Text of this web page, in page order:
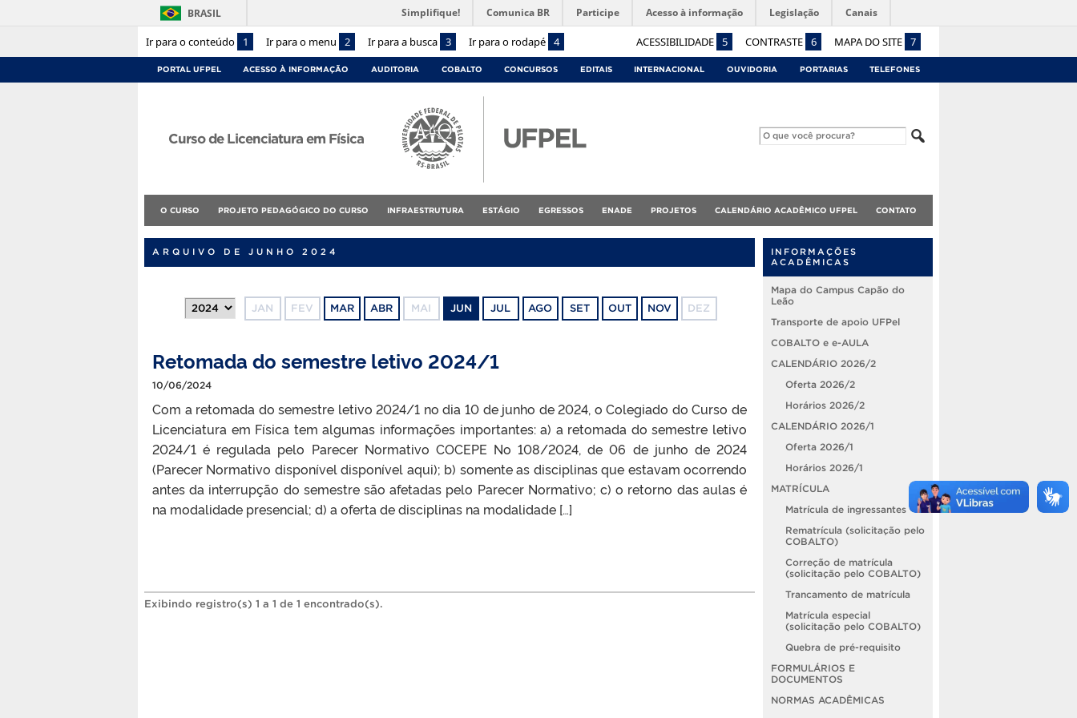
Ir para o conteúdo 1 Ir para o menu 2 Ir para a busca 3 Ir para o rodapé 4 ACESSIBILIDADE 5 CONTRASTE 6 MAPA DO SITE 7
BRASIL Simplifique! Comunica BR Participe Acesso à informação Legislação Canais
PORTAL UFPEL ACESSO À INFORMAÇÃO AUDITORIA COBALTO CONCURSOS EDITAIS INTERNACIONAL OUVIDORIA PORTARIAS TELEFONES
Curso de Licenciatura em Física
O CURSO PROJETO PEDAGÓGICO DO CURSO INFRAESTRUTURA ESTÁGIO EGRESSOS ENADE PROJETOS CALENDÁRIO ACADÊMICO UFPEL CONTATO
ARQUIVO DE JUNHO 2024
JAN FEV MAR ABR MAI JUN JUL AGO SET OUT NOV DEZ
Retomada do semestre letivo 2024/1
10/06/2024
Com a retomada do semestre letivo 2024/1 no dia 10 de junho de 2024, o Colegiado do Curso de
Licenciatura em Física tem algumas informações importantes: a) a retomada do semestre letivo
2024/1 é regulada pelo Parecer Normativo COCEPE No 108/2024, de 06 de junho de 2024
(Parecer Normativo disponível disponível aqui); b) somente as disciplinas que estavam ocorrendo
antes da interrupção do semestre são afetadas pelo Parecer Normativo; c) o retorno das aulas é
na modalidade presencial; d) a oferta de disciplinas na modalidade […]
Exibindo registro(s) 1 a 1 de 1 encontrado(s).
INFORMAÇÕES
ACADÊMICAS
Mapa do Campus Capão do
Leão
Transporte de apoio UFPel
COBALTO e e-AULA
CALENDÁRIO 2026/2
Oferta 2026/2
Horários 2026/2
CALENDÁRIO 2026/1
Oferta 2026/1
Horários 2026/1
MATRÍCULA
Matrícula de ingressantes
Rematrícula (solicitação pelo
COBALTO)
Correção de matrícula
(solicitação pelo COBALTO)
Trancamento de matrícula
Matrícula especial
(solicitação pelo COBALTO)
Quebra de pré-requisito
FORMULÁRIOS E
DOCUMENTOS
NORMAS ACADÊMICAS